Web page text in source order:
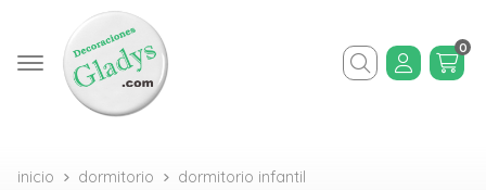
Buscar
0
inicio dormitorio
dormitorio infantil